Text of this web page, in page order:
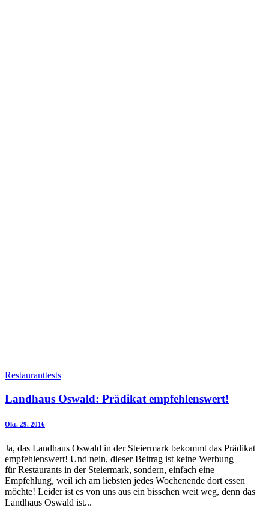
Restauranttests
Landhaus Oswald: Prädikat empfehlenswert!
Okt. 29. 2016
Ja, das Landhaus Oswald in der Steiermark bekommt das Prädikat
empfehlenswert! Und nein, dieser Beitrag ist keine Werbung
für Restaurants in der Steiermark, sondern, einfach eine
Empfehlung, weil ich am liebsten jedes Wochenende dort essen
möchte! Leider ist es von uns aus ein bisschen weit weg, denn das
Landhaus Oswald ist...